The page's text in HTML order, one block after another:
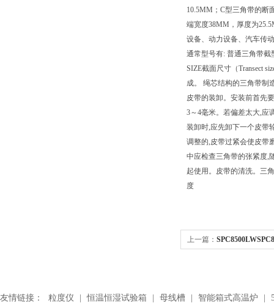
10.5MM；C型三角带的断
端宽度38MM，厚度为
设备、动力设备、汽车传
通常型号有: 普通三角带截
SIZE截面尺寸（Transect
成。 绳芯结构的三角带制
皮带的装卸。安装前首先
3～4毫米。若偏差太大,应
装卸时,应先卸下一个皮带
调整的,皮带过紧会使皮带
中应检查三角带的张紧度,
起使用。皮带的清洗。三
度
上一篇：
友情链接： 粒度仪 恒温恒湿试验箱 母线槽 智能箱式高温炉